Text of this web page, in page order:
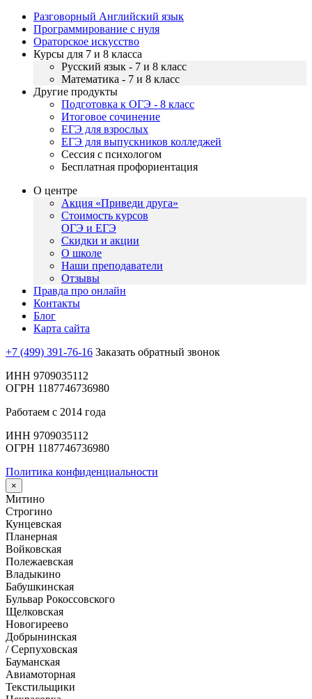
Разговорный Английский язык
Программирование с нуля
Ораторское искусство
Курсы для 7 и 8 класса
Русский язык - 7 и 8 класс
Математика - 7 и 8 класс
Другие продукты
Подготовка к ОГЭ - 8 класс
Итоговое сочинение
ЕГЭ для взрослых
ЕГЭ для выпускников колледжей
Сессия с психологом
Бесплатная профориентация
О центре
Акция «Приведи друга»
Стоимость курсов
ОГЭ и ЕГЭ
Скидки и акции
О школе
Наши преподаватели
Отзывы
Правда про онлайн
Контакты
Блог
Карта сайта
+7 (499) 391-76-16 Заказать обратный звонок
ИНН 9709035112
ОГРН 1187746736980
Работаем с 2014 года
ИНН 9709035112
ОГРН 1187746736980
Политика конфиденциальности
×
Митино
Строгино
Кунцевская
Планерная
Войковская
Полежаевская
Владыкино
Бабушкинская
Бульвар Рокоссовского
Щелковская
Новогиреево
Добрынинская
/ Серпуховская
Бауманская
Авиамоторная
Текстильщики